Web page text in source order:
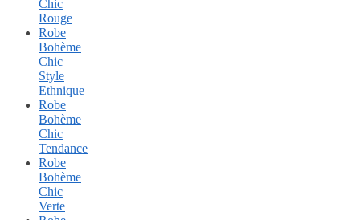
Chic
Rouge
Robe
Bohème
Chic
Style
Ethnique
Robe
Bohème
Chic
Tendance
Robe
Bohème
Chic
Verte